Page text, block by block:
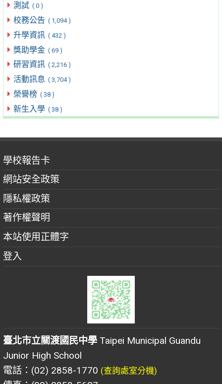
測試 ( 0 )
校務公告 ( 1,094 )
升學資訊 ( 432 )
獎助學金 ( 69 )
研習資訊 ( 2,216 )
活動訊息 ( 3,704 )
榮譽榜 ( 38 )
新生入學 ( 38 )
學校報告卡
網站安全政策
隱私權政策
著作權聲明
本站使用正體字
登入
臺北市立關渡國民中學 Taipei Municipal Guandu
Junior High School
電話：(02) 2858-1770 (查詢處室分機)